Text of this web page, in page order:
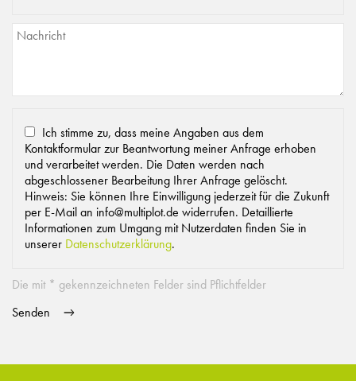
Ich stimme zu, dass meine Angaben aus dem
Kontaktformular zur Beantwortung meiner Anfrage erhoben
und verarbeitet werden. Die Daten werden nach
abgeschlossener Bearbeitung Ihrer Anfrage gelöscht.
Hinweis: Sie können Ihre Einwilligung jederzeit für die Zukunft
per E-Mail an info@multiplot.de widerrufen. Detaillierte
Informationen zum Umgang mit Nutzerdaten finden Sie in
unserer Datenschutzerklärung.
Die mit * gekennzeichneten Felder sind Pflichtfelder